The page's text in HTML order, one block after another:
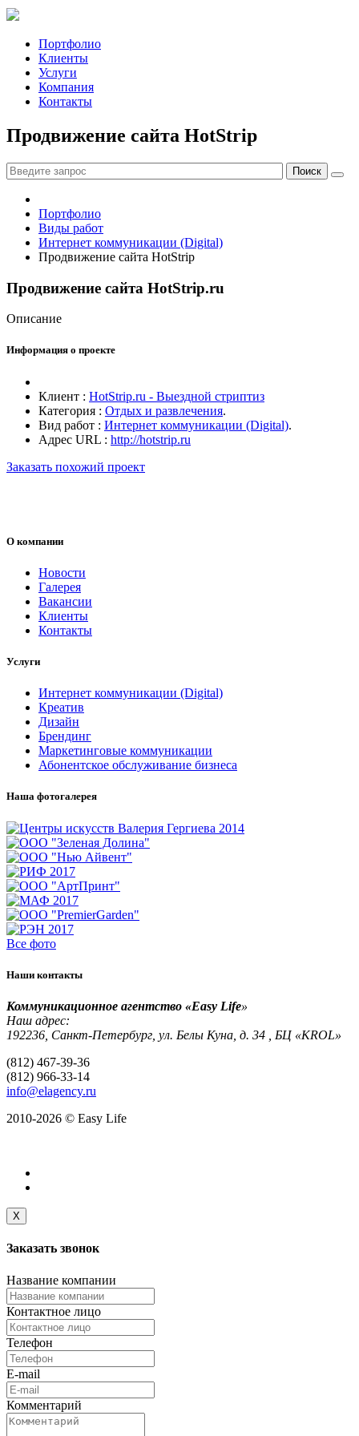
Портфолио
Клиенты
Услуги
Компания
Контакты
Продвижение сайта HotStrip
Портфолио
Виды работ
Интернет коммуникации (Digital)
Продвижение сайта HotStrip
Продвижение сайта HotStrip.ru
Описание
Информация о проекте
Клиент : HotStrip.ru - Выездной стриптиз
Категория : Отдых и развлечения.
Вид работ : Интернет коммуникации (Digital).
Адрес URL : http://hotstrip.ru
Заказать похожий проект
О компании
Новости
Галерея
Вакансии
Клиенты
Контакты
Услуги
Интернет коммуникации (Digital)
Креатив
Дизайн
Брендинг
Маркетинговые коммуникации
Абонентское обслуживание бизнеса
Наша фотогалерея
Все фото
Наши контакты
Коммуникационное агентство «Easy Life»
Наш адрес:
192236, Санкт-Петербург, ул. Белы Куна, д. 34 , БЦ «KROL»
(812) 467-39-36
(812) 966-33-14
info@elagency.ru
2010-2026 © Easy Life
X
Заказать звонок
Название компании
Контактное лицо
Телефон
E-mail
Комментарий